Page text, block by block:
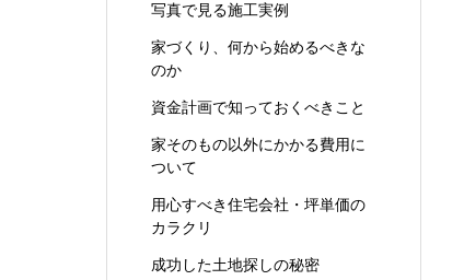
写真で見る施工実例
家づくり、何から始めるべきな
のか
資金計画で知っておくべきこと
家そのもの以外にかかる費用に
ついて
用心すべき住宅会社・坪単価の
カラクリ
成功した土地探しの秘密